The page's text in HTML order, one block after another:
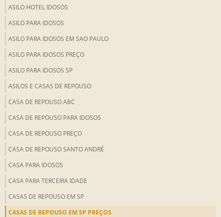
ASILO HOTEL IDOSOS
ASILO PARA IDOSOS
ASILO PARA IDOSOS EM SAO PAULO
ASILO PARA IDOSOS PREÇO
ASILO PARA IDOSOS SP
ASILOS E CASAS DE REPOUSO
CASA DE REPOUSO ABC
CASA DE REPOUSO PARA IDOSOS
CASA DE REPOUSO PREÇO
CASA DE REPOUSO SANTO ANDRÉ
CASA PARA IDOSOS
CASA PARA TERCEIRA IDADE
CASAS DE REPOUSO EM SP
CASAS DE REPOUSO EM SP PREÇOS